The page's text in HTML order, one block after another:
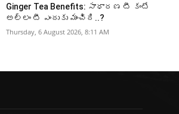
Ginger Tea Benefits: సాధారణ టీ కంటే
అల్లం టీ ఎందుకు మంచిది..?
Thursday, 6 August 2026, 8:11 AM